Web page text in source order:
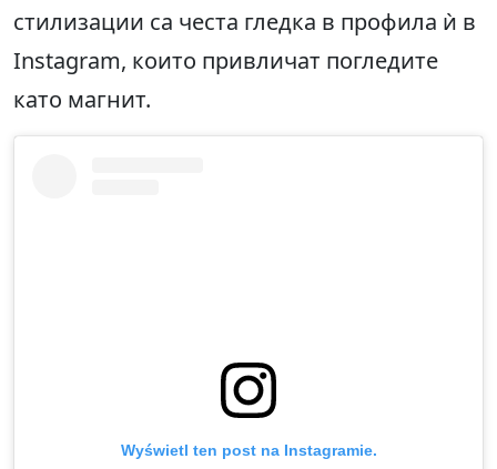
стилизации са честа гледка в профила ѝ в
Instagram, които привличат погледите
като магнит.
Wyświetl ten post na Instagramie.